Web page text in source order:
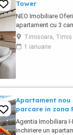
Tower
NEO Imobiliare
apartament cu 3
si utilat, situat in
Apartamentul este
o suprafata utila de
Timisoara, Timis
1 ianuarie
Apartament nou
parcare in zona
Agentia Imobiliara
inchiriere un